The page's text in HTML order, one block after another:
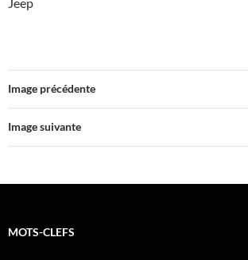
Image précédente
Image suivante
MOTS-CLEFS